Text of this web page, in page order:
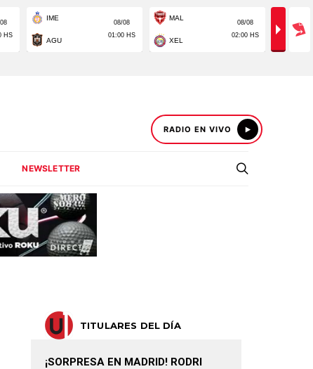
RADIO EN VIVO
NEWSLETTER
TITULARES DEL DÍA
¡SORPRESA EN MADRID! RODRI